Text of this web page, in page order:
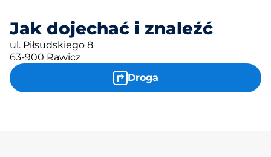
Jak dojechać i znaleźć
ul. Piłsudskiego 8
63-900 Rawicz
Droga